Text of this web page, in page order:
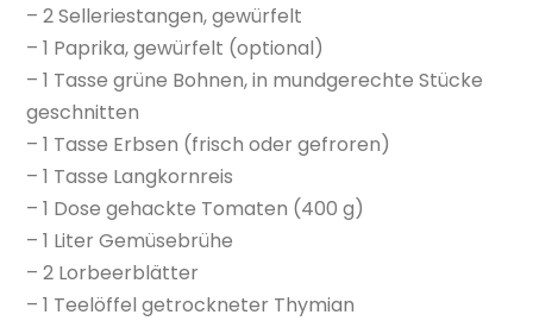
– 2 Selleriestangen, gewürfelt
– 1 Paprika, gewürfelt (optional)
– 1 Tasse grüne Bohnen, in mundgerechte Stücke
geschnitten
– 1 Tasse Erbsen (frisch oder gefroren)
– 1 Tasse Langkornreis
– 1 Dose gehackte Tomaten (400 g)
– 1 Liter Gemüsebrühe
– 2 Lorbeerblätter
– 1 Teelöffel getrockneter Thymian